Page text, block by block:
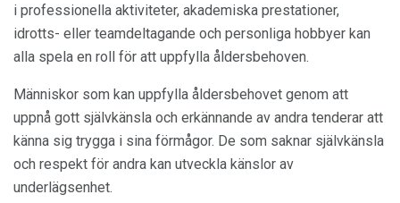
i professionella aktiviteter, akademiska prestationer,
idrotts- eller teamdeltagande och personliga hobbyer kan
alla spela en roll för att uppfylla åldersbehoven.
Människor som kan uppfylla åldersbehovet genom att
uppnå gott självkänsla och erkännande av andra tenderar att
känna sig trygga i sina förmågor. De som saknar självkänsla
och respekt för andra kan utveckla känslor av
underlägsenhet.